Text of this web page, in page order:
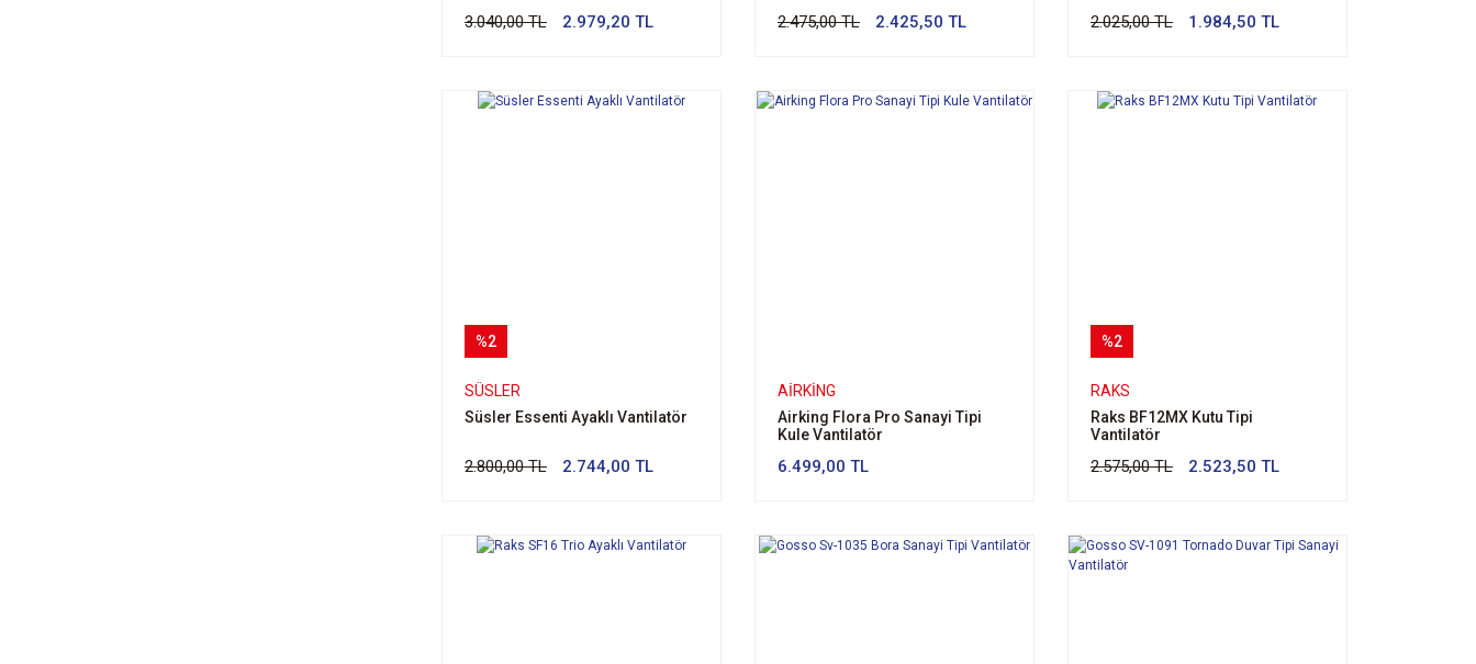
3.040,00 TL 2.979,20 TL 2.475,00 TL 2.425,50 TL 2.025,00 TL 1.984,50 TL
%2
SÜSLER
Süsler Essenti Ayaklı Vantilatör
2.800,00 TL 2.744,00 TL
AIRKING
Airking Flora Pro Sanayi Tipi
Kule Vantilatör
6.499,00 TL
%2
RAKS
Raks BF12MX Kutu Tipi
Vantilatör
2.575,00 TL 2.523,50 TL